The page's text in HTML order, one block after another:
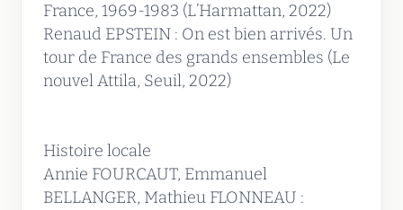
France, 1969-1983 (L’Harmattan, 2022)
Renaud EPSTEIN : On est bien arrivés. Un
tour de France des grands ensembles (Le
nouvel Attila, Seuil, 2022)
Histoire locale
Annie FOURCAUT, Emmanuel
BELLANGER, Mathieu FLONNEAU :